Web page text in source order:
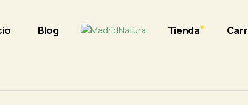
Blog Tienda